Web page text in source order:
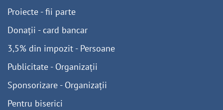
Proiecte - fii parte
Donații - card bancar
3,5% din impozit - Persoane
Publicitate - Organizații
Sponsorizare - Organizații
Pentru biserici